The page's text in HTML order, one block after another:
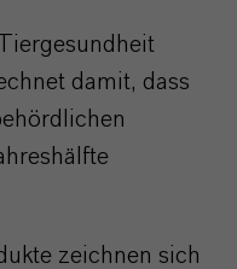
damit, dass
zeichnen sich